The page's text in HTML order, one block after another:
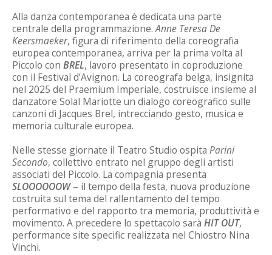
Alla danza contemporanea è dedicata una parte
centrale della programmazione.Anne Teresa De
Keersmaeker, figura di riferimento della coreografia
europea contemporanea, arriva per la prima volta al
Piccolo con BREL, lavoro presentato in coproduzione
con il Festival d’Avignon. La coreografa belga, insignita
nel 2025 del Praemium Imperiale, costruisce insieme al
danzatore Solal Mariotte un dialogo coreografico sulle
canzoni di Jacques Brel, intrecciando gesto, musica e
memoria culturale europea.
Nelle stesse giornate il Teatro Studio ospita Parini
Secondo, collettivo entrato nel gruppo degli artisti
associati del Piccolo. La compagnia presenta
SLOOOOOOW– il tempo della festa, nuova produzione
costruita sul tema del rallentamento del tempo
performativo e del rapporto tra memoria, produttività e
movimento. A precedere lo spettacolo sarà HIT OUT,
performance site specific realizzata nel Chiostro Nina
Vinchi.